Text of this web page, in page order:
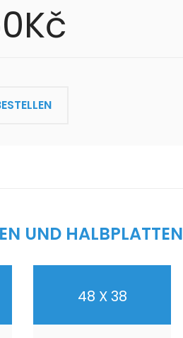
UND HALBPLATTEN
48 X 38